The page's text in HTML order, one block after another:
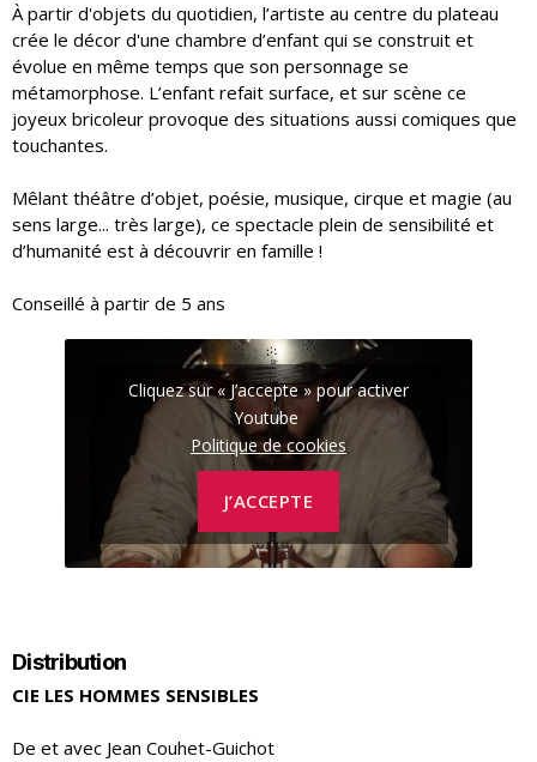
À partir d'objets du quotidien, l’artiste au centre du plateau
crée le décor d'une chambre d’enfant qui se construit et
évolue en même temps que son personnage se
métamorphose. L’enfant refait surface, et sur scène ce
joyeux bricoleur provoque des situations aussi comiques que
touchantes.
Mêlant théâtre d’objet, poésie, musique, cirque et magie (au
sens large... très large), ce spectacle plein de sensibilité et
d’humanité est à découvrir en famille !
Conseillé à partir de 5 ans
Cliquez sur « J’accepte » pour activer
Youtube
Politique de cookies
J’ACCEPTE
Distribution
CIE LES HOMMES SENSIBLES
De et avec Jean Couhet-Guichot